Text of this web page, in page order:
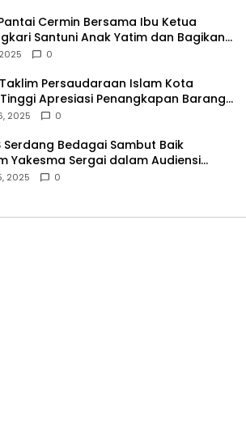
Cermin Bersama Ibu Ketua
Santuni Anak Yatim dan Bagikan
0
Persaudaraan Islam Kota
Apresiasi Penangkapan Barang
2025 0
Serdang Bedagai Sambut Baik
Yakesma Sergai dalam Audiensi
Pengurus Baru
2025 0